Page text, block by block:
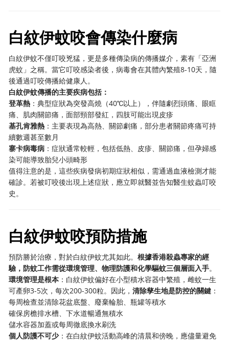
白紋伊蚊咬會傳染什麼病
白紋伊蚊不僅叮咬兇猛，更是多種傳染病的傳播媒介，素有「亞洲
虎蚊」之稱。當它叮咬感染者後，病毒會在其體內繁殖8-10天，隨
後通過叮咬傳播給健康人。
白紋伊蚊傳播的主要疾病包括：
登革熱 ：典型症狀為突發高燒（40℃以上），伴隨劇烈頭痛、眼眶
痛、肌肉關節痛，面部頸部發紅，四肢可能出現皮疹
基孔肯雅熱 ：主要表現為高熱、關節劇痛，部分患者關節疼痛可持
續數週甚至數月
寨卡病毒病 ：症狀通常較輕，包括低熱、皮疹、關節痛，但孕婦感
染可能導致胎兒小頭畸形
值得注意的是，這些疾病發病初期症狀相似，需通過血液檢測才能
確診。若被叮咬後出現上述症狀，應立即就醫並告知醫生蚊蟲叮咬
史。
白紋伊蚊咬預防措施
預防勝於治療，對於白紋伊蚊尤其如此。根據香港殺蟲專家的經
驗，防蚊工作需從環境管理、物理防護和化學驅蚊三個層面入手。
環境管理是根本 ：白紋伊蚊偏好在小型積水容器中繁殖，雌蚊一生
可產卵3-5次，每次200-300粒。因此，清除孳生地是防控的關鍵 ：
每周檢查並清除花盆底盤、廢棄輪胎、瓶罐等積水
確保房檐排水槽、下水道暢通無積水
儲水容器加蓋或每周徹底換水刷洗
個人防護不可少：在白紋伊蚊活動高峰的清晨和傍晚，應儘量避免